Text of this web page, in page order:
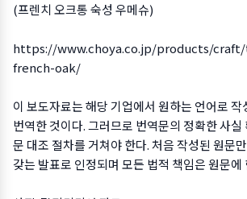
(프렌치 오크통 숙성 우메슈)
https://www.choya.co.jp/products/
french-oak/
이 보도자료는 해당 기업에서 원하는 언어로
번역한 것이다. 그러므로 번역문의 정확한 사실
문 대조 절차를 거쳐야 한다. 처음 작성된 원문
갖는 발표로 인정되며 모든 법적 책임은 원문에